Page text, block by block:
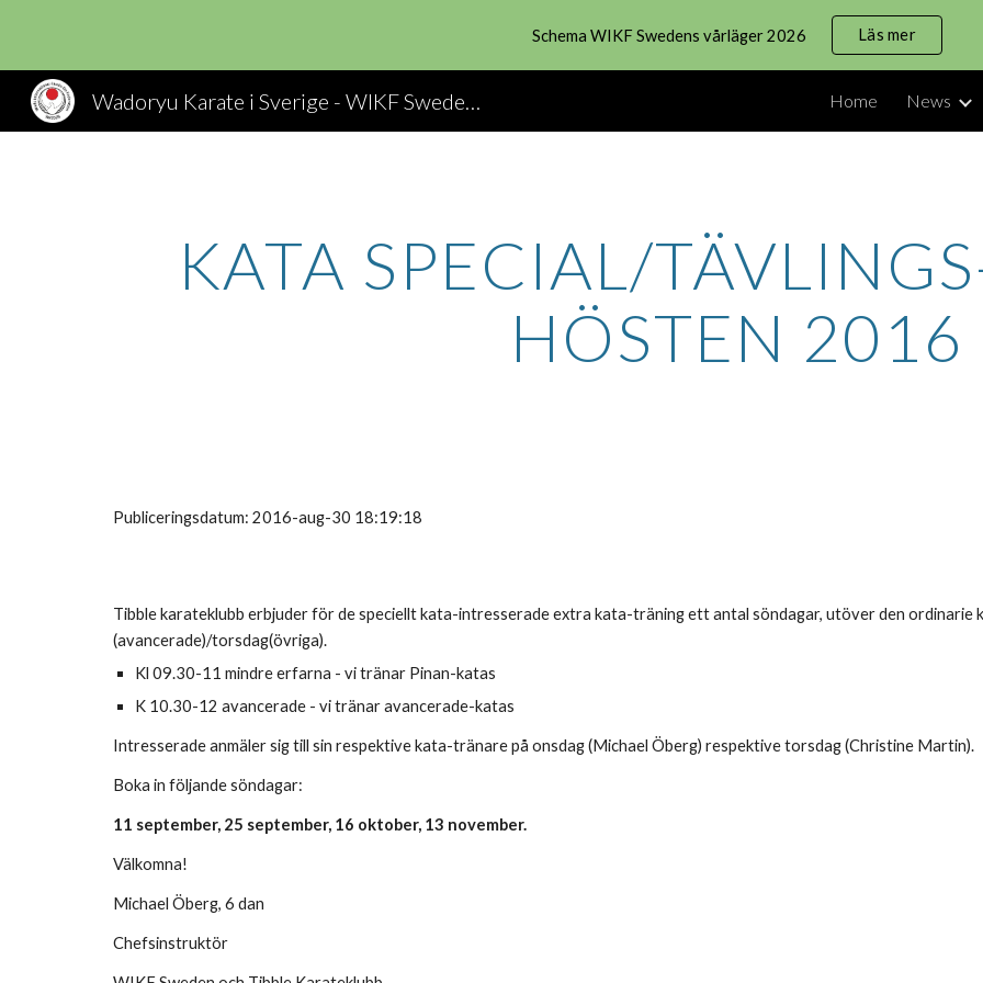
Skip to main content Skip to
Schema WIKF Swedens vårläger 2026 Läs mer
Wadoryu Karate i Sverige - WIKF Sweden, Wado Ryu Karate Home News
KATA SPECIAL/
HÖSTEN 2016
Publiceringsdatum: 2016-aug-30 18:19:18
Tibble karateklubb erbjuder för de speciellt kata-intresserade extra kata-träning ett antal söndagar, utöver den ordinarie
(avancerade)/torsdag(övriga).
Kl 09.30-11 mindre erfarna - vi tränar Pinan-katas
K 10.30-12 avancerade - vi tränar avancerade-katas
Intresserade anmäler sig till sin respektive kata-tränare på onsdag (Michael Öberg) respektive torsdag (Christine Martin).
Boka in följande söndagar:
11 september, 25 september, 16 oktober, 13 november.
Välkomna!
Michael Öberg, 6 dan
Chefsinstruktör